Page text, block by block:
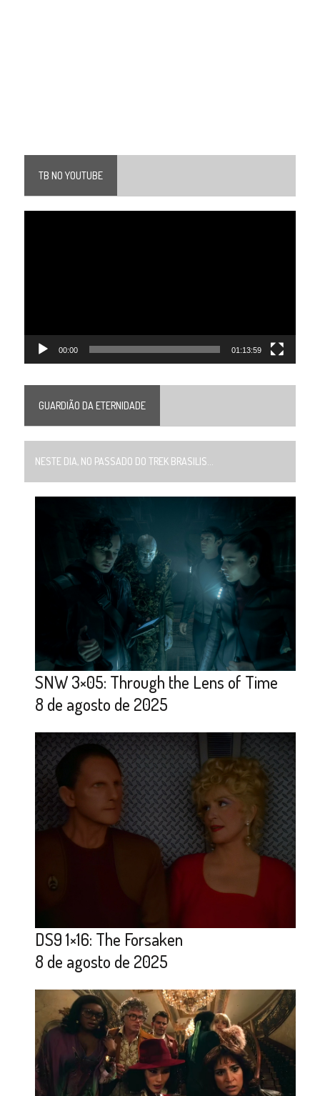
TB NO YOUTUBE
00:00 01:13:59
GUARDIÃO DA ETERNIDADE
NESTE DIA, NO PASSADO DO TREK BRASILIS...
SNW 3×05: Through the Lens of Time
8 de agosto de 2025
DS9 1×16: The Forsaken
8 de agosto de 2025